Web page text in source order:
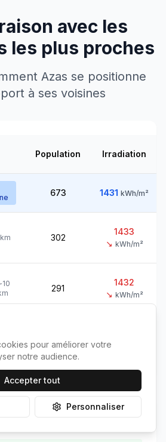
avec les
les plus proches
Azas se positionne
à ses voisines
Population Irradiation
673 1431 kWh/m²
km 302
1433
↘ kWh/m²
10
291
1432
↘ kWh/m²
2850
↗
Azas
pour améliorer votre
notre audience.
Accepter tout
Personnaliser